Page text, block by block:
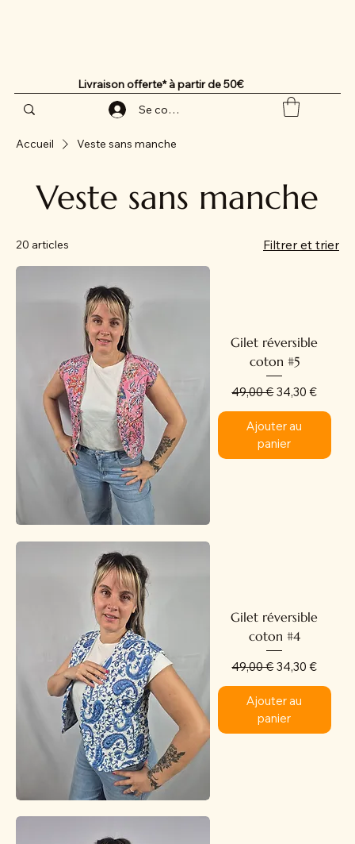
Livraison offerte* à partir de 50€
Se connecter
Accueil Veste sans manche
Veste sans manche
20 articles Filtrer et trier
Gilet réversible
coton #5
Prix original
49,00 €Prix
34,30 €
Ajouter au
panier
Gilet réversible
coton #4
Prix original
49,00 €Prix
34,30 €
Ajouter au
panier